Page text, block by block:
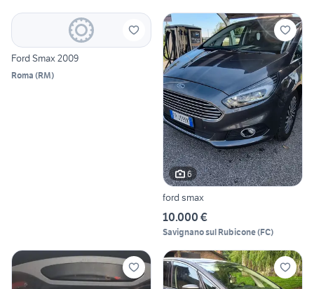
Ford Smax 2009
Roma (RM)
6
ford smax
10.000 €
Savignano sul Rubicone(FC)